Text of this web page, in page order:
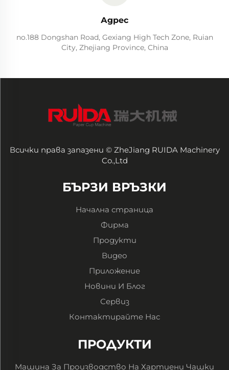
Адрес
no.188 Dongshan Road, Gexiang High Tech Zone, Ruian
City, Zhejiang Province, China
Всички права запазени © ZheJiang RUIDA Machinery
Co.,Ltd
БЪРЗИ ВРЪЗКИ
Начална страница
Фирма
Продукти
Видео
Приложение
Новини И Блог
Сервиз
Контактирайте Нас
ПРОДУКТИ
Машина За Производство На Хартиени Чашки